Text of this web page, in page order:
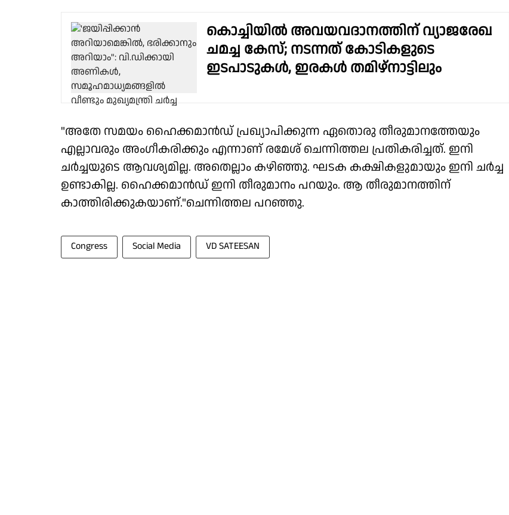
കൊച്ചിയിൽ അവയവദാനത്തിന് വ്യാജരേഖ
ചമച്ച കേസ്; നടന്നത് കോടികളുടെ
ഇടപാടുകൾ, ഇരകൾ തമിഴ്‌നാട്ടിലും
"അതേ സമയം ഹൈക്കമാൻഡ് പ്രഖ്യാപിക്കുന്ന ഏതൊരു തീരുമാനത്തേയും
എല്ലാവരും അംഗീകരിക്കും എന്നാണ് രമേശ് ചെന്നിത്തല പ്രതികരിച്ചത്. ഇനി
ചർച്ചയുടെ ആവശ്യമില്ല. അതെല്ലാം കഴിഞ്ഞു. ഘടക കക്ഷികളുമായും ഇനി ചർച്ച
ഉണ്ടാകില്ല. ഹൈക്കമാൻഡ് ഇനി തീരുമാനം പറയും. ആ തീരുമാനത്തിന്
കാത്തിരിക്കുകയാണ്."ചെന്നിത്തല പറഞ്ഞു.
Congress Social Media VD SATEESAN